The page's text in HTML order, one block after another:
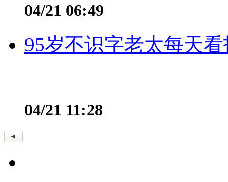
04/21 06:49
95岁不识字老太每天
04/21 11:28